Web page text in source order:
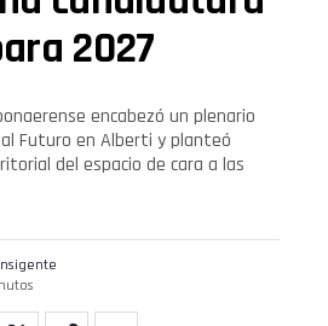
2027
encabezó un plenario
Futuro en Alberti y planteó
del espacio de cara a las